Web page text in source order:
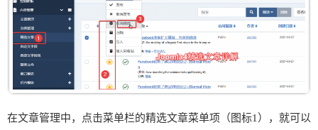
在文章管理中，点击菜单栏的精选文章菜单项（图标1），就可以